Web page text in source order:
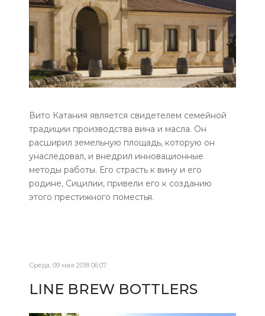
Вито Катания является свидетелем семейной
традиции производства вина и масла. Он
расширил земельную площадь, которую он
унаследовал, и внедрил инновационные
методы работы. Его страсть к вину и его
родине, Сицилии, привели его к созданию
этого престижного поместья.
Среда, 09 мая 2018 06:07
LINE BREW BOTTLERS